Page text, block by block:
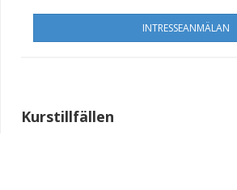
INTRESSEANMÄLAN
Kurstillfällen